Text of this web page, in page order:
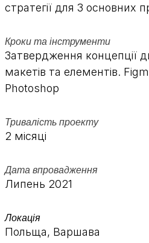
стратегії для 3 основних
Кроки та інструменти
Затвердження концепції
макетів та елементів.
Photoshop
Тривалість проекту
2 місяці
Дата впровадження
Липень 2021
Локація
Польща, Варшава